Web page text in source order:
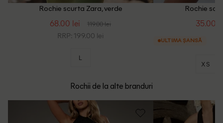
Rochie scurta Zara, verde
68.00 lei 119.00 lei
RRP: 199.00 lei
L
Rochie
35.00
ULTIMA ȘANSĂ
XS
Rochii de la alte branduri